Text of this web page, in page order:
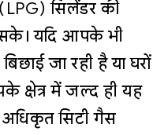
सिलेंडर की
सके। यदि आपके भी
जा रही है या घरों
क्षेत्र में जल्द ही यह
सिटी गैस